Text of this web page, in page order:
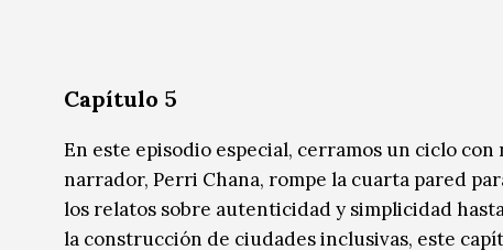
Capítulo 5
En este episodio especial, cerramos un ciclo
narrador, Perri Chana, rompe la cuarta pared
los relatos sobre autenticidad y simplicidad
la construcción de ciudades inclusivas, este